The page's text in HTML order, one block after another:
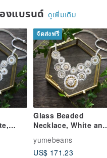
งแบรนด์ ดูเพิ่มเติม
จัดส่งฟรี
Glass Beaded
Necklace, White and
Lily
yumebeans
US$ 171.23